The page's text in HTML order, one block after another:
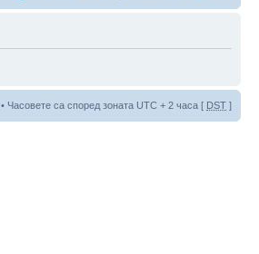
• Часовете са според зоната UTC + 2 часа [ DST ]